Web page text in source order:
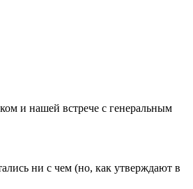
и нашей встрече с генеральным
ни с чем (но, как утверждают в